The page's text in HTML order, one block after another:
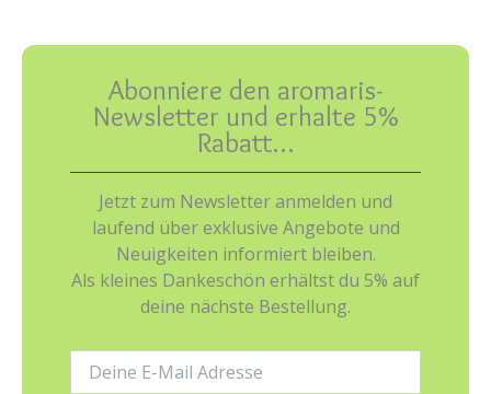
Abonniere den aromaris-
Newsletter und erhalte 5%
Rabatt…
Jetzt zum Newsletter anmelden und
laufend über exklusive Angebote und
Neuigkeiten informiert bleiben.
Als kleines Dankeschön erhältst du 5% auf
deine nächste Bestellung.
Mail-